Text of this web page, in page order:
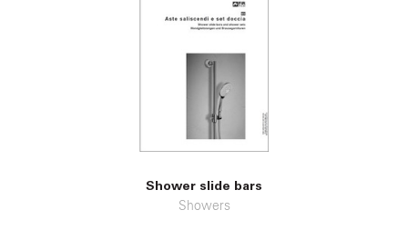
Shower slide bars
Showers